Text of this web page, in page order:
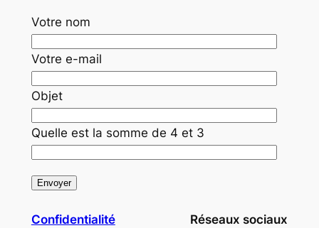
Votre nom
Votre e-mail
Objet
Quelle est la somme de 4 et 3
Confidentialité Réseaux sociaux